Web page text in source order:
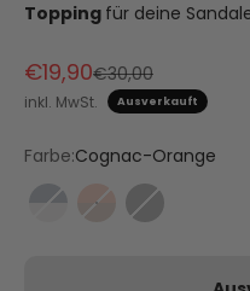
Topping für deine
Angebot
€19,90Regulärer Preis
€30,00
inkl. MwSt.
Ausverkauft
Farbe:Cognac-Orange
Crema-TealCognac-Orange
Black